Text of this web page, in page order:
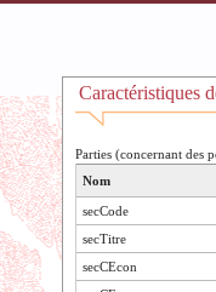
Caractéristiques
Parties (concernant des
Nom
secCode
secTitre
secCEcon